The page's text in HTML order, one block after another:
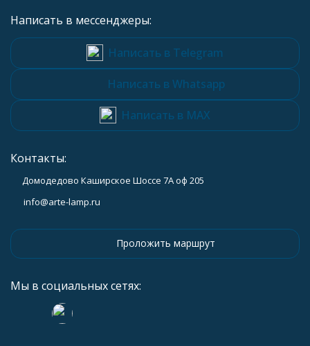
Написать в мессенджеры:
Написать в Telegram
Написать в Whatsapp
Написать в MAX
Контакты:
Домодедово Каширское Шоссе 7А оф 205
info@arte-lamp.ru
Проложить маршрут
Мы в социальных сетях: